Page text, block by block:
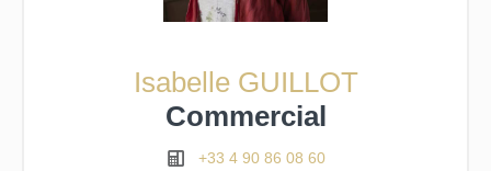
Isabelle GUILLOT
Commercial
+33 4 90 86 08 60